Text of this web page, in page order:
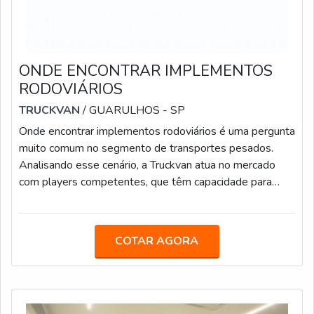
ONDE ENCONTRAR IMPLEMENTOS
RODOVIÁRIOS
TRUCKVAN/ GUARULHOS - SP
Onde encontrar implementos rodoviários é uma pergunta
muito comum no segmento de transportes pesados.
Analisando esse cenário, a Truckvan atua no mercado
com players competentes, que têm capacidade para
segurança e acabamentos diferenciados. No setor, a
possui na fabricação de unidades móveis especiais e,
claro, deu super certo. Em outras palavras, só em 2019
COTAR AGORA